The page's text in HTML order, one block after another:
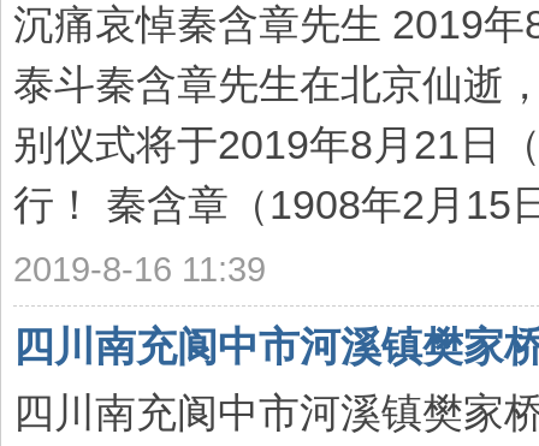
沉痛哀悼秦含章先生 2019
泰斗秦含章先生在北京仙逝
别仪式将于2019年8月21日
行！ 秦含章（1908年2月15
2019-8-16 11:39
四川南充阆中市河溪镇樊家
四川南充阆中市河溪镇樊家